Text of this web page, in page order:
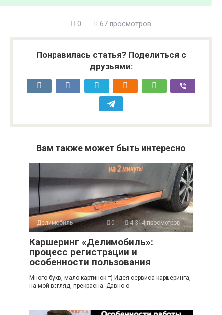
0 67 просмотров
Понравилась статья? Поделиться с
друзьями:
Вам также может быть интересно
Делимобиль 0 4 314 просмотров
Каршеринг «Делимобиль»:
процесс регистрации и
особенности пользования
Много букв, мало картинок =) Идея сервиса каршеринга,
на мой взгляд, прекрасна. Давно о